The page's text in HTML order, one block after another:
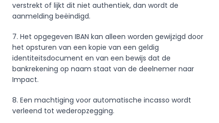
verstrekt of lijkt dit niet authentiek, dan wordt de
aanmelding beëindigd.
7. Het opgegeven IBAN kan alleen worden gewijzigd door
het opsturen van een kopie van een geldig
identiteitsdocument en van een bewijs dat de
bankrekening op naam staat van de deelnemer naar
Impact.
8. Een machtiging voor automatische incasso wordt
verleend tot wederopzegging.